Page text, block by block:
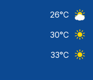
26°C
30°C
33°C